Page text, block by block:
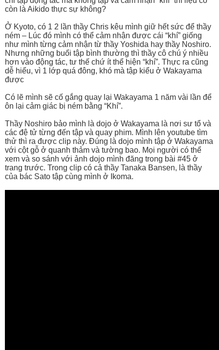
còn là Aikido thực sự không?
Ở Kyoto, có 1 2 lần thầy Chris kêu mình giữ hết sức để thầy
ném – Lúc đó mình có thể cảm nhận được cái “khí” giống
như mình từng cảm nhận từ thầy Yoshida hay thầy Noshiro.
Nhưng những buổi tập bình thường thì thầy cô chú ý nhiều
hơn vào động tác, tư thế chứ ít thể hiện “khí”. Thực ra cũng
dễ hiểu, vì 1 lớp quá đông, khó mà tập kiểu ở Wakayama
được
Có lẽ mình sẽ cố gắng quay lại Wakayama 1 năm vài lần để
ôn lại cảm giác bị ném bằng “Khí”.
Thầy Noshiro bảo mình là dojo ở Wakayama là nơi sư tổ và
các đệ tử từng đến tập và quay phim. Mình lên youtube tìm
thử thì ra được clip này. Đúng là dojo mình tập ở Wakayama
với cột gỗ ở quanh thảm và tường bao. Mọi người có thể
xem và so sánh với ảnh dojo mình đăng trong bài #45 ở
trang trước. Trong clip có cả thầy Tanaka Bansen, là thầy
của bác Sato tập cùng mình ở Ikoma.